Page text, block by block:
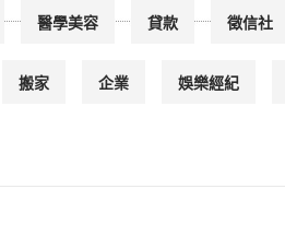
徵信社
貸款
醫學美容
娛樂經紀
企業
搬家